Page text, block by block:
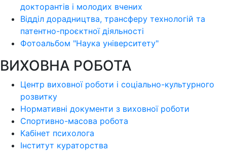
докторантів і молодих вчених
Відділ дорадництва, трансферу технологій та
патентно-проєктної діяльності
Фотоальбом "Наука університету"
ВИХОВНА РОБОТА
Центр виховної роботи і соціально-культурного
розвитку
Нормативні документи з виховної роботи
Спортивно-масова робота
Кабінет психолога
Інститут кураторства